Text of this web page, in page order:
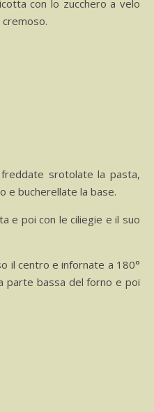
con lo zucchero a velo
srotolate la pasta,
e bucherellate la base.
e poi con le ciliegie e il suo
il centro e infornate a 180°
parte bassa del forno e poi